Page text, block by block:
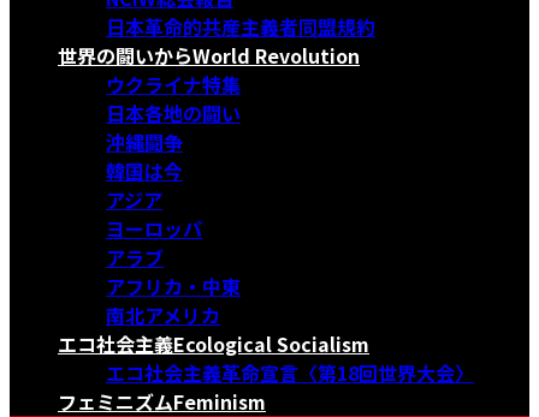
日本革命的共産主義者同盟規約
世界の闘いからWorld Revolution
ウクライナ特集
日本各地の闘い
沖縄闘争
韓国は今
アジア
ヨーロッパ
アラブ
アフリカ・中東
南北アメリカ
エコ社会主義Ecological Socialism
エコ社会主義革命宣言〈第18回世界大会〉
フェミニズムFeminism